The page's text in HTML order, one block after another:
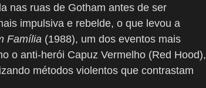
nas ruas de Gotham antes de ser
impulsiva e rebelde, o que levou a
Família (1988), um dos eventos mais
o anti-herói Capuz Vermelho (Red Hood),
métodos violentos que contrastam